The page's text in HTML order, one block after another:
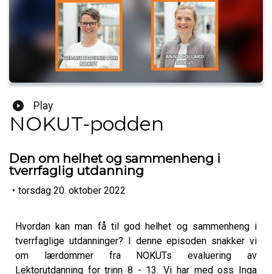
Play
NOKUT-podden
Den om helhet og sammenheng i
tverrfaglig utdanning
• torsdag 20. oktober 2022
Hvordan kan man få til god helhet og sammenheng i
tverrfaglige utdanninger? I denne episoden snakker vi
om lærdommer fra NOKUTs evaluering av
Lektorutdanning for trinn 8 - 13. Vi har med oss Inga